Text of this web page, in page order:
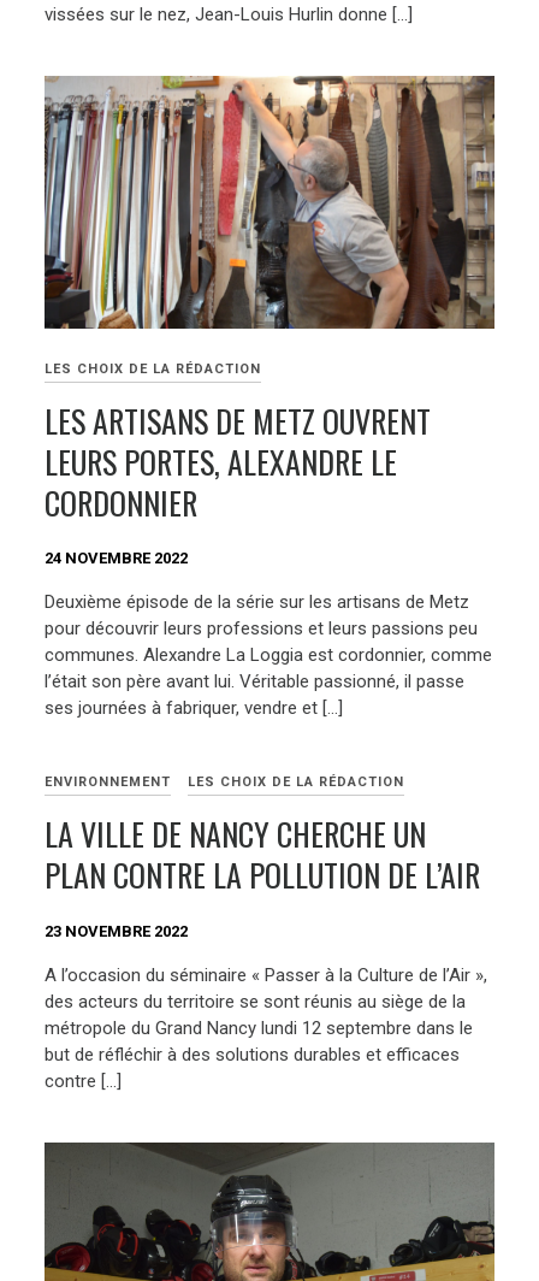
vissées sur le nez, Jean-Louis Hurlin donne […]
LES CHOIX DE LA RÉDACTION
LES ARTISANS DE METZ OUVRENT
LEURS PORTES, ALEXANDRE LE
CORDONNIER
24 NOVEMBRE 2022
Deuxième épisode de la série sur les artisans de Metz
pour découvrir leurs professions et leurs passions peu
communes. Alexandre La Loggia est cordonnier, comme
l’était son père avant lui. Véritable passionné, il passe
ses journées à fabriquer, vendre et […]
ENVIRONNEMENT LES CHOIX DE LA RÉDACTION
LA VILLE DE NANCY CHERCHE UN
PLAN CONTRE LA POLLUTION DE L’AIR
23 NOVEMBRE 2022
A l’occasion du séminaire « Passer à la Culture de l’Air »,
des acteurs du territoire se sont réunis au siège de la
métropole du Grand Nancy lundi 12 septembre dans le
but de réfléchir à des solutions durables et efficaces
contre […]